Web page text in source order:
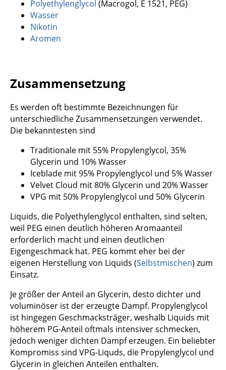
Polyethylenglycol (Macrogol, E 1521, PEG)
Wasser
Nikotin
Aromen
Zusammensetzung
Es werden oft bestimmte Bezeichnungen für
unterschiedliche Zusammensetzungen verwendet.
Die bekanntesten sind
Traditionale mit 55% Propylenglycol, 35%
Glycerin und 10% Wasser
Iceblade mit 95% Propylenglycol und 5% Wasser
Velvet Cloud mit 80% Glycerin und 20% Wasser
VPG mit 50% Propylenglycol und 50% Glycerin
Liquids, die Polyethylenglycol enthalten, sind selten,
weil PEG einen deutlich höheren Aromaanteil
erforderlich macht und einen deutlichen
Eigengeschmack hat. PEG kommt eher bei der
eigenen Herstellung von Liquids (Selbstmischen) zum
Einsatz.
Je größer der Anteil an Glycerin, desto dichter und
voluminöser ist der erzeugte Dampf. Propylenglycol
ist hingegen Geschmacksträger, weshalb Liquids mit
höherem PG-Anteil oftmals intensiver schmecken,
jedoch weniger dichten Dampf erzeugen. Ein beliebter
Kompromiss sind VPG-Liquds, die Propylenglycol und
Glycerin in gleichen Anteilen enthalten.